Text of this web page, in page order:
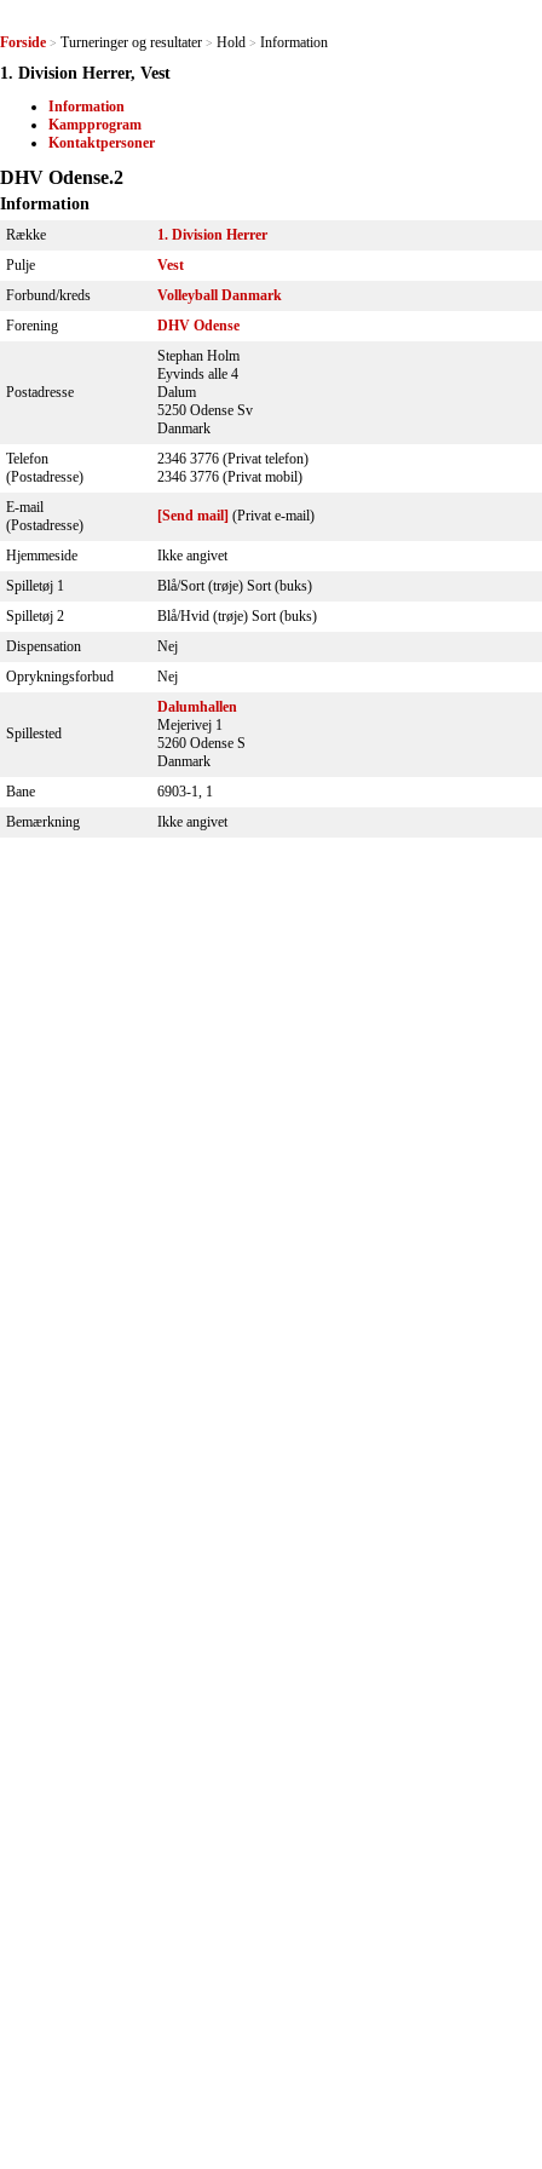
Forside > Turneringer og resultater > Hold > Information
1. Division Herrer, Vest
Information
Kampprogram
Kontaktpersoner
DHV Odense.2
Information
Række
1. Division Herrer
Pulje
Vest
Forbund/kreds
Volleyball Danmark
Forening
DHV Odense
Postadresse
Stephan Holm
Eyvinds alle 4
Dalum
5250 Odense Sv
Danmark
Telefon
(Postadresse)
2346 3776 (Privat telefon)
2346 3776 (Privat mobil)
E-mail
(Postadresse)
[Send mail] (Privat e-mail)
Hjemmeside
Ikke angivet
Spilletøj 1
Blå/Sort (trøje) Sort (buks)
Spilletøj 2
Blå/Hvid (trøje) Sort (buks)
Dispensation
Nej
Oprykningsforbud
Nej
Spillested
Dalumhallen
Mejerivej 1
5260 Odense S
Danmark
Bane
6903-1, 1
Bemærkning
Ikke angivet